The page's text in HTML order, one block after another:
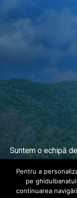
Suntem o echipă
lucrat și lucrăm în
ani.
Pentru a
pe
continuarea